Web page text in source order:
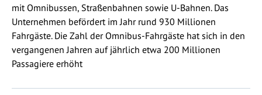
mit Omnibussen, Straßenbahnen sowie U-Bahnen. Das
Unternehmen befördert im Jahr rund 930 Millionen
Fahrgäste. Die Zahl der Omnibus-Fahrgäste hat sich in den
vergangenen Jahren auf jährlich etwa 200 Millionen
Passagiere erhöht